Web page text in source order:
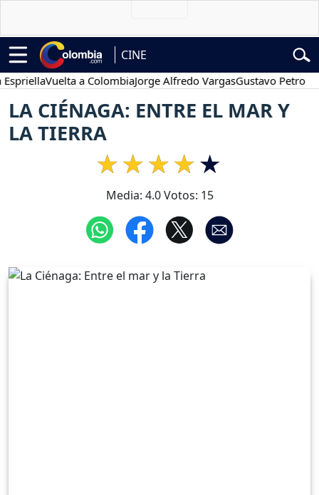
CINE
Vuelta a ColombiaJorge Alfredo VargasGustavo Petro
LA CIÉNAGA: ENTRE EL MAR Y
LA TIERRA
Media: 4.0Votos: 15